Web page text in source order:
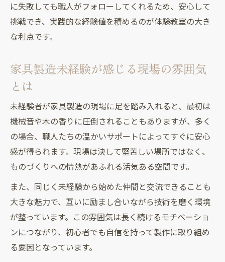
に失敗しても職人がフォローしてくれるため、安心して
挑戦でき、実践的な経験値を積めるのが体験教室の大き
な利点です。
家具製造未経験が感じる現場の雰囲気
とは
未経験者が家具製造の現場に足を踏み入れると、最初は
機械音や木の香りに圧倒されることもありますが、多く
の場合、職人たちの温かいサポートによってすぐに安心
感が得られます。現場は決して堅苦しい場所ではなく、
ものづくりへの情熱があふれる活気ある空間です。
また、同じく未経験から始めた仲間と交流できることも
大きな魅力で、互いに励まし合いながら技術を磨く環境
が整っています。この雰囲気は長く続けるモチベーショ
ンにつながり、初心者でも自信を持って製作に取り組め
る要因となっています。